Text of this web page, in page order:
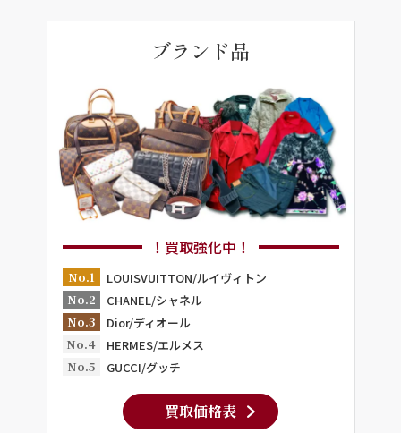
ブランド品
！買取強化中！
No.1
LOUISVUITTON/ルイヴィトン
No.2
CHANEL/シャネル
No.3
Dior/ディオール
No.4
HERMES/エルメス
No.5
GUCCI/グッチ
買取価格表